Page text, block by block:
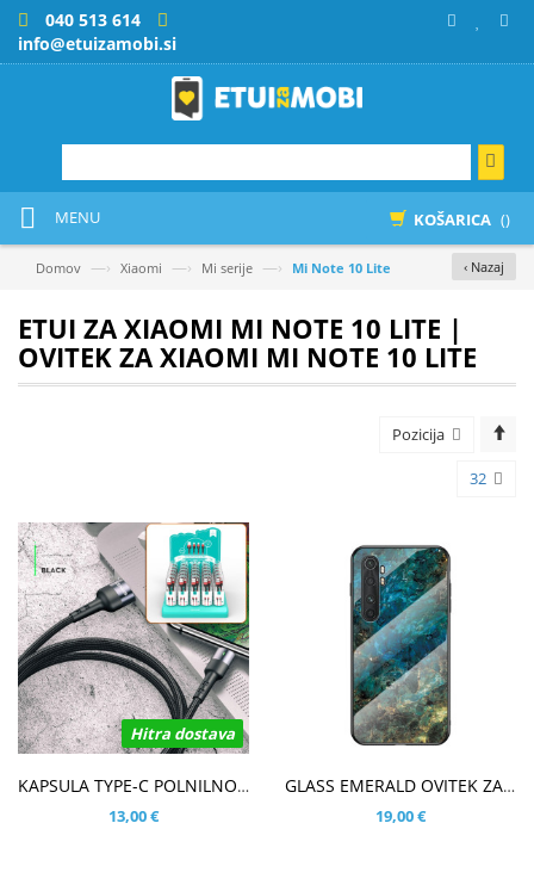
040 513 614
info@etuizamobi.si
KOŠARICA ()
MENU
‹ Nazaj
Domov —› Xiaomi —› Mi serije —› Mi Note 10 Lite
ETUI ZA XIAOMI MI NOTE 10 LITE |
OVITEK ZA XIAOMI MI NOTE 10 LITE
Pozicija
32
Hitra dostava
KAPSULA TYPE-C POLNILNO PODATKOVNI KABEL
13,00 €
GLASS EMERALD OVITEK ZA XIAOMI MI NOTE 10 LITE
19,00 €